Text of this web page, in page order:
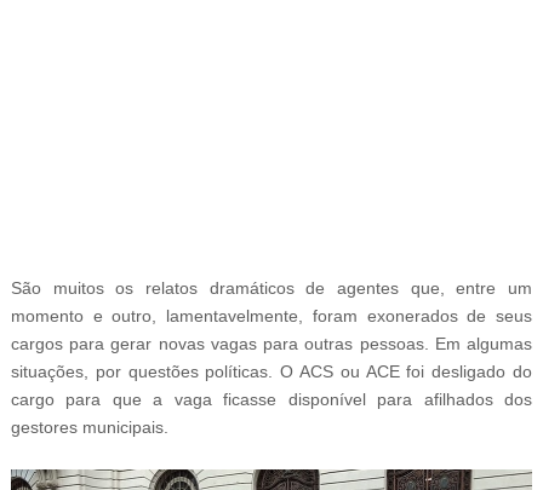
São muitos os relatos dramáticos de agentes que, entre um
momento e outro, lamentavelmente, foram exonerados de seus
cargos para gerar novas vagas para outras pessoas. Em algumas
situações, por questões políticas. O ACS ou ACE foi desligado do
cargo para que a vaga ficasse disponível para afilhados dos
gestores municipais.